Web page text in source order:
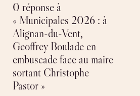
0 réponse à
« Municipales 2026 : à
Alignan-du-Vent,
Geoffrey Boulade en
embuscade face au maire
sortant Christophe
Pastor »